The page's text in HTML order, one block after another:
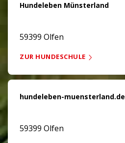
Hundeleben Münsterland
59399 Olfen
ZUR HUNDESCHULE
hundeleben-muensterland.de
59399 Olfen